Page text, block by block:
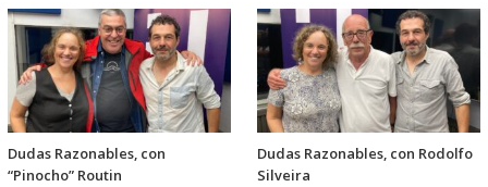
Dudas Razonables, con
“Pinocho” Routin
Dudas Razonables, con Rodolfo
Silveira